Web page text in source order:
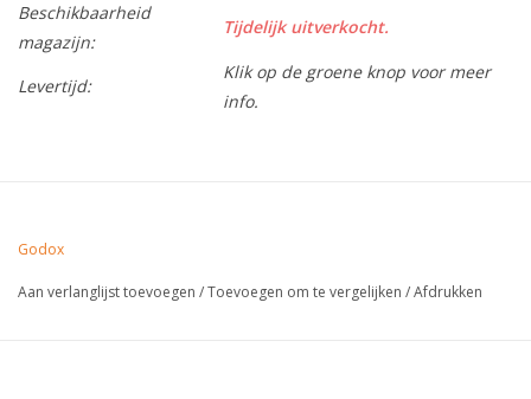
Beschikbaarheid
magazijn:
Tijdelijk uitverkocht.
Levertijd:
Klik op de groene knop voor meer
info.
Godox
Aan verlanglijst toevoegen /Toevoegen om te vergelijken /Afdrukken